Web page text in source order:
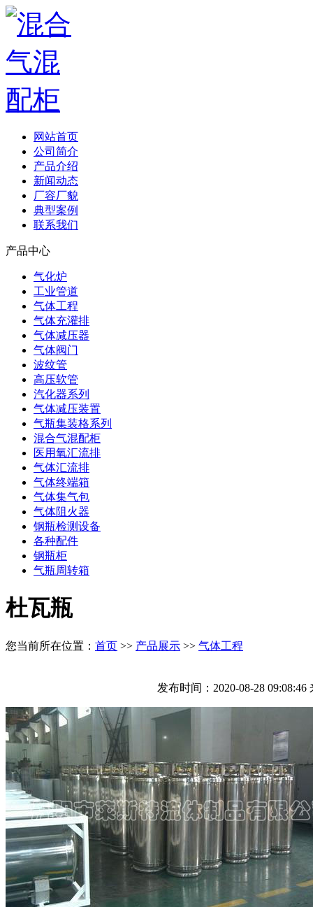
网站首页
公司简介
产品介绍
新闻动态
厂容厂貌
典型案例
联系我们
产品中心
气化炉
工业管道
气体工程
气体充灌排
气体减压器
气体阀门
波纹管
高压软管
汽化器系列
气体减压装置
气瓶集装格系列
混合气混配柜
医用氧汇流排
气体汇流排
气体终端箱
气体集气包
气体阻火器
钢瓶检测设备
各种配件
钢瓶柜
气瓶周转箱
杜瓦瓶
您当前所在位置： 首页 >> 产品展示 >> 气体工程
发布时间：2020-08-28